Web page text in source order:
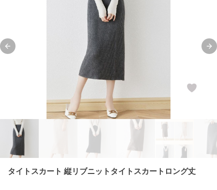
Previous slide
タイトスカート 縦リブニットタイトスカートロング丈